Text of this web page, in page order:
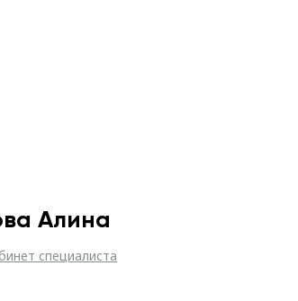
Алина
специалиста